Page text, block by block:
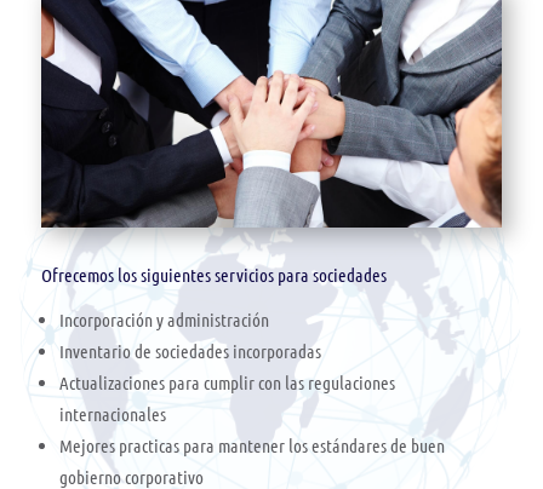
Ofrecemos los siguientes servicios para sociedades
Incorporación y administración
Inventario de sociedades incorporadas
Actualizaciones para cumplir con las regulaciones
internacionales
Mejores practicas para mantener los estándares de buen
gobierno corporativo